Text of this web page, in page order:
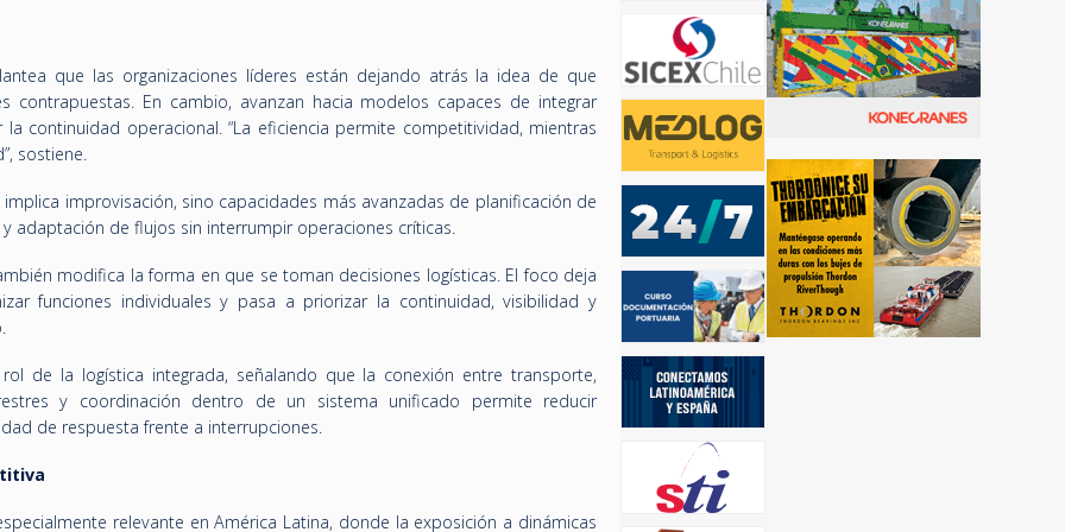
que las organizaciones líderes están dejando atrás la idea de que
contrapuestas. En cambio, avanzan hacia modelos capaces de integrar
continuidad operacional. “La eficiencia permite competitividad, mientras
sostiene.
implica improvisación, sino capacidades más avanzadas de planificación de
adaptación de flujos sin interrumpir operaciones críticas.
modifica la forma en que se toman decisiones logísticas. El foco deja
funciones individuales y pasa a priorizar la continuidad, visibilidad y
de la logística integrada, señalando que la conexión entre transporte,
y coordinación dentro de un sistema unificado permite reducir
de respuesta frente a interrupciones.
relevante en América Latina, donde la exposición a dinámicas